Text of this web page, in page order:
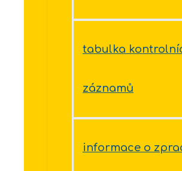
tabulka
záznamů
informace o